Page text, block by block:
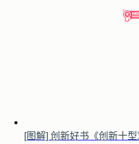
[图解] 创新好书《创新十